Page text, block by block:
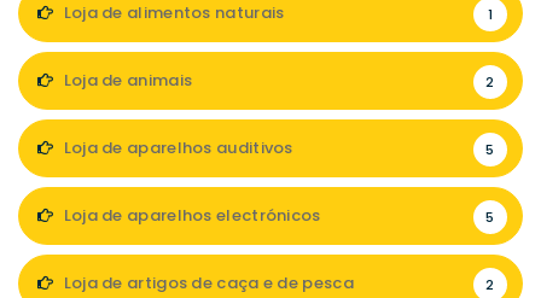
Loja de alimentos naturais 1
Loja de animais 2
Loja de aparelhos auditivos 5
Loja de aparelhos electrónicos 5
Loja de artigos de caça e de pesca 2